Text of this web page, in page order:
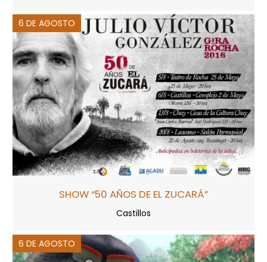
6 DE AGOSTO
SHOW “50 AÑOS DE EL ZUCARÁ”
Castillos
6 DE AGOSTO